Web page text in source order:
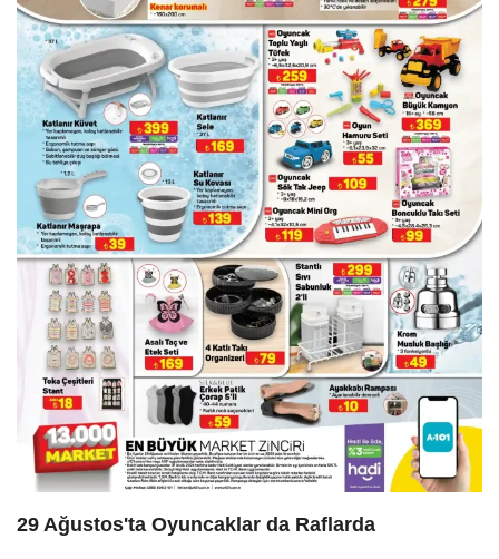
29 Ağustos'ta Oyuncaklar da Raflarda